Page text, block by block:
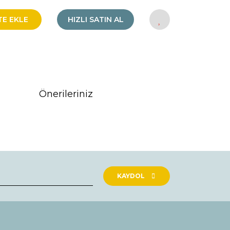
EKLE HIZLI SATIN AL
Önerileriniz
KAYDOL